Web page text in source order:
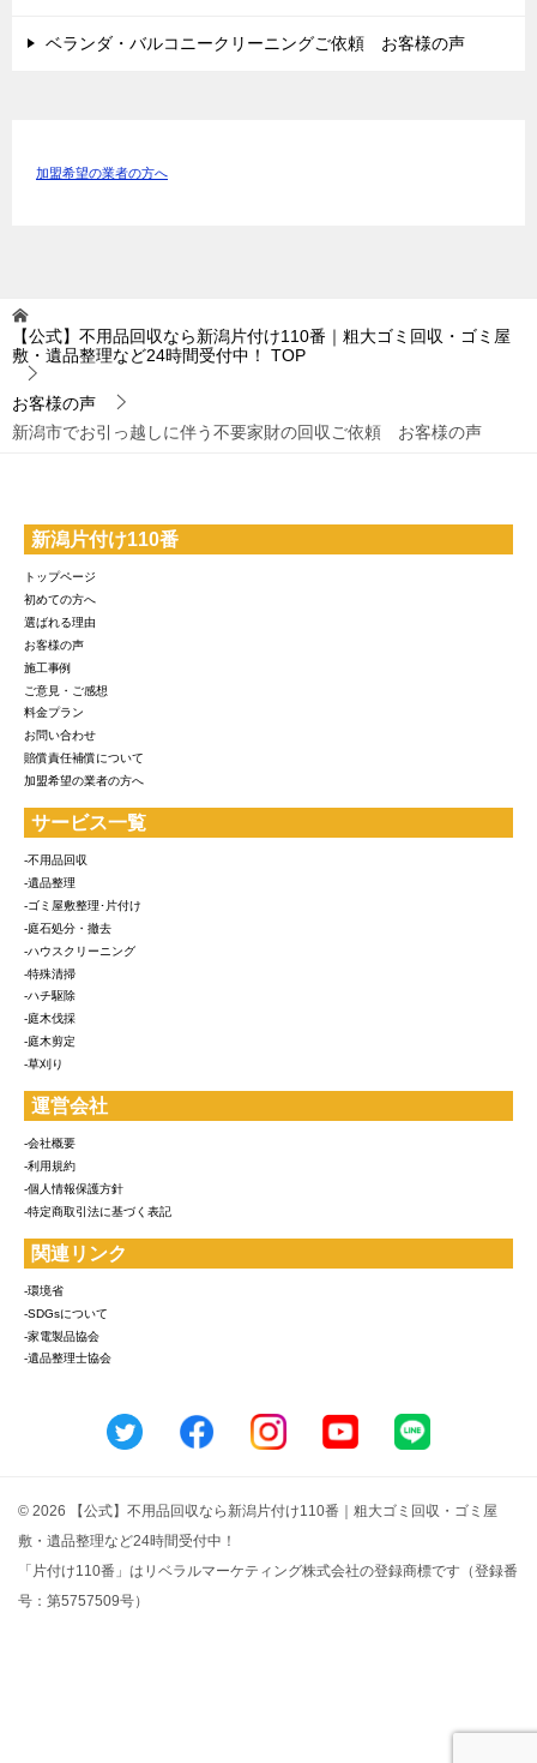
ベランダ・バルコニークリーニングご依頼 お客様の声
加盟希望の業者の方へ
【公式】不用品回収なら新潟片付け110番｜粗大ゴミ回収・ゴミ屋
敷・遺品整理など24時間受付中！
TOP
お客様の声
新潟市でお引っ越しに伴う不要家財の回収ご依頼 お客様の声
新潟片付け110番
トップページ
初めての方へ
選ばれる理由
お客様の声
施工事例
ご意見・ご感想
料金プラン
お問い合わせ
賠償責任補償について
加盟希望の業者の方へ
サービス一覧
-不用品回収
-遺品整理
-ゴミ屋敷整理･片付け
-庭石処分・撤去
-ハウスクリーニング
-特殊清掃
-ハチ駆除
-庭木伐採
-庭木剪定
-草刈り
運営会社
-会社概要
-利用規約
-個人情報保護方針
-特定商取引法に基づく表記
関連リンク
-環境省
-SDGsについて
-家電製品協会
-遺品整理士協会
© 2026 【公式】不用品回収なら新潟片付け110番｜粗大ゴミ回収・ゴミ屋
敷・遺品整理など24時間受付中！
「片付け110番」はリベラルマーケティング株式会社の登録商標です（登録番
号：第5757509号）